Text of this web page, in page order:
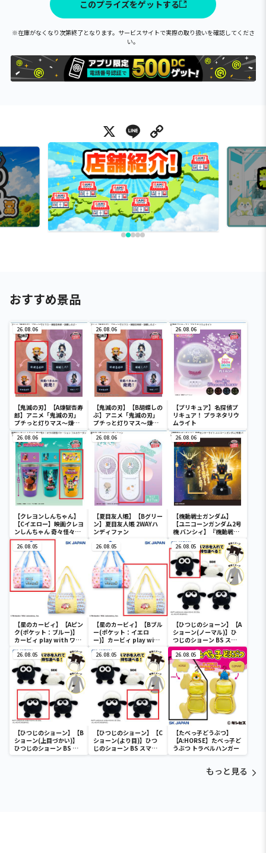
このプライズをゲットする
※在庫がなくなり次第終了となります。サービスサイトで実際の取り扱いを確認してくださ
い。
X Line
おすすめ景品
26.08.06
【鬼滅の刃】【A煉獄杏寿
郎】アニメ「鬼滅の刃」
プチっと灯りマス～煉獄
杏寿郎・胡蝶しのぶ～
26.08.06
【鬼滅の刃】【B胡蝶しの
ぶ】アニメ「鬼滅の刃」
プチっと灯りマス～煉獄
杏寿郎・胡蝶しのぶ～
26.08.06
【プリキュア】名探偵プ
リキュア！ プラネタリウ
ムライト
26.08.06
【クレヨンしんちゃん】
【Cイエロー】映画クレヨ
ンしんちゃん 奇々怪々！
オラの妖怪バケ～ション
フルカラータンブラー
26.08.06
【夏目友人帳】【Bグリー
ン】夏目友人帳 2WAYハ
ンディファン
26.08.06
【機動戦士ガンダム】
【ユニコーンガンダム2号
機 バンシィ】『機動戦士
ーライト-ユニコーンガン
ダム2号機 バンシィ（デ
ストロイモード）-
26.08.05
【星のカービィ】【Aピン
ク(ポケット：ブルー)】
カービィ play with ワド
ルディ ボストンバッグ
26.08.05
【星のカービィ】【Bブル
ー(ポケット：イエロ
ー)】カービィ play with
ワドルディ ボストンバッ
グ
26.08.05
【ひつじのショーン】【A
ショーン(ノーマル)】ひ
つじのショーン BS スマ
ホショーンルダー
26.08.05
【ひつじのショーン】【B
ショーン(上目づかい)】
ひつじのショーン BS ス
マホショーンルダー
26.08.05
【ひつじのショーン】【C
ショーン(より目)】ひつ
じのショーン BS スマホ
ショーンルダー
26.08.05
【たべっ子どうぶつ】
【A:HORSE】たべっ子ど
うぶつ トラベルハンガー
もっと見る